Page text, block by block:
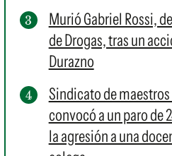
Murió Gabriel Rossi,
de Drogas, tras un
Durazno
Sindicato de
convocó a un paro de
la agresión a una